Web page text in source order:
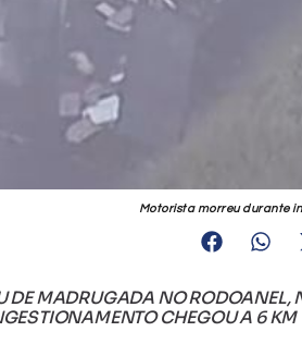
Motorista morreu durante
DE MADRUGADA NO RODOANEL,
CHEGOU A 6 KM